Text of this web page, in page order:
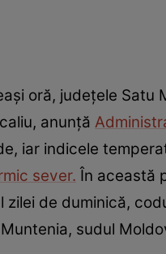
oră, județele Satu
anunță
iar indicele
sever. În această
de duminică,
sudul